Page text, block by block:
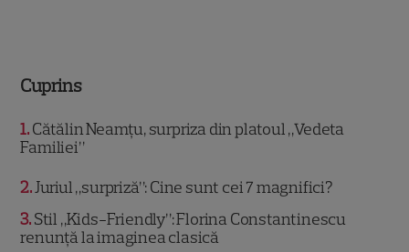
Cuprins
1 Cătălin Neamțu, surpriza din platoul „Vedeta
Familiei”
2 Juriul „surpriză”: Cine sunt cei 7 magnifici?
3 Stil „Kids-Friendly”: Florina Constantinescu
renunță la imaginea clasică